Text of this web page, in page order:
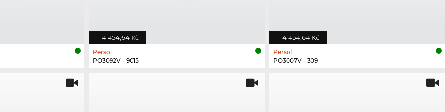
4 454,64 Kč
Persol
PO3092V - 9015
4 454,64 Kč
Persol
PO3007V - 309